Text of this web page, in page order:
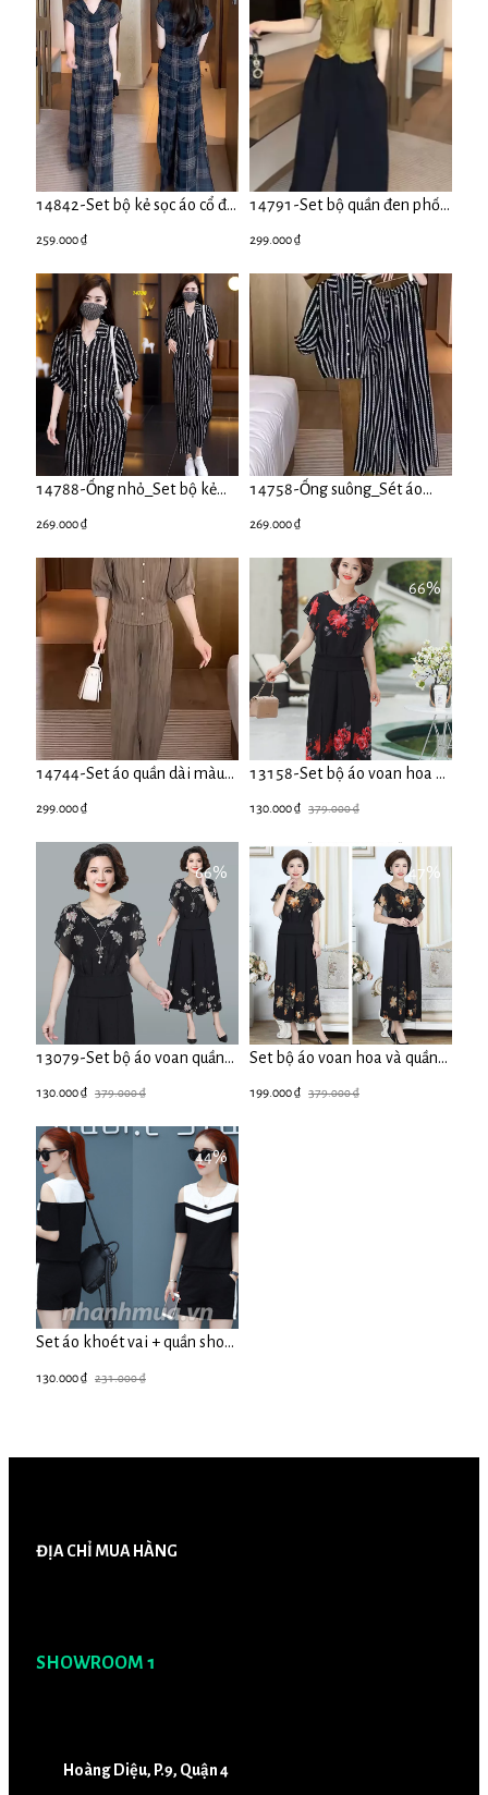
14842-Set bộ kẻ sọc áo cổ đổ
quần suông ( vải voan sọc, có
259.000 ₫
14791-Set bộ quần đen phối
áo kiểu vạt bầu 14791
299.000 ₫
14788-Ống nhỏ_Set bộ kẻ
sọc quần ống nhỏ (lụa
269.000 ₫
14758-Ống suông_Sét áo
quần rời họa tiết kẻ sọc đen
269.000 ₫
14744-Set áo quần dài màu
299.000 ₫
66%
13158-Set bộ áo voan hoa và
quần cách điệu xẻ tà ( hoa đỏ
130.000 ₫ 379.000 ₫
66%
13079-Set bộ áo voan quần
cách điệu xẻ tà họa tiết (hoa
130.000 ₫ 379.000 ₫
47%
Set bộ áo voan hoa và quần
cách điệu xẻ tà (Hoa
199.000 ₫ 379.000 ₫
44%
Set áo khoét vai + quần short
thể thao cá tính 12095 (PHỐI
130.000 ₫ 231.000 ₫
ĐỊA CHỈ MUA HÀNG
SHOWROOM 1
Hoàng Diệu, P.9, Quận 4